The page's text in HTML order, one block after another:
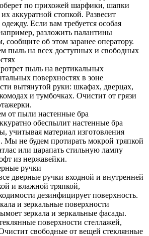
по прихожей шарфики, шапки
аккуратной стопкой. Развесит
Если вам требуется особая
разложить палантины
сообщите об этом заранее оператору.
пыль на всех доступных и свободных
пыль на вертикальных
поверхностях в зоне
вытянутой руки: шкафах, дверцах,
и тумбочках. Очистит от грязи
от пыли настенные бра
обеспылит настенные бра
учитывая материал изготовления
Мы не будем протирать мокрой тряпкой
или царапать стильную лампу
из нержавейки.
ручки
дверные ручки входной и внутренней
и влажной тряпкой,
дезинфицирует поверхность.
и зеркальные поверхности
зеркала и зеркальные фасады.
поверхности стеллажей,
свободные от вещей стеклянные